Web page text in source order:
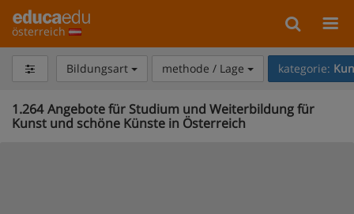
österreich
Bildungsart methode / Lage kategorie:
1.264 Angebote für Studium und Weiterbildung für
Kunst und schöne Künste in Österreich